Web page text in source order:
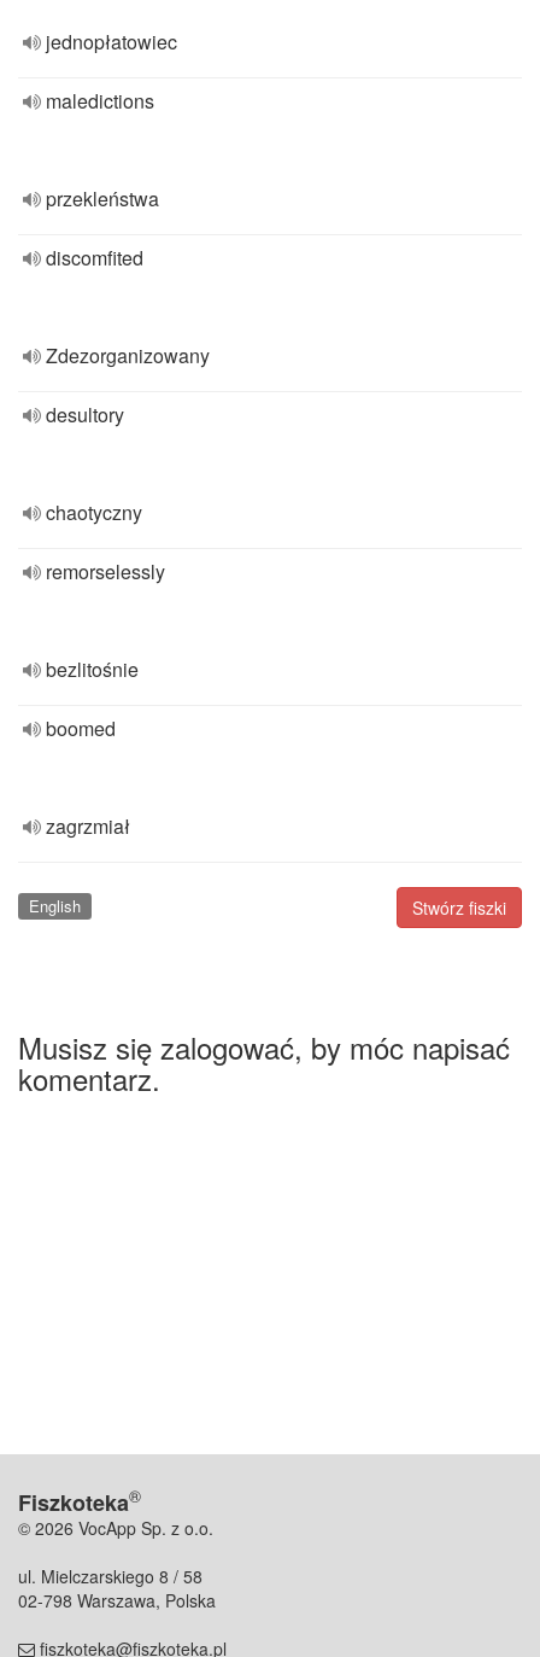
jednopłatowiec
maledictions
przekleństwa
discomfited
Zdezorganizowany
desultory
chaotyczny
remorselessly
bezlitośnie
boomed
zagrzmiał
Stwórz fiszki
English
Musisz się zalogować, by móc napisać
komentarz.
Fiszkoteka®
© 2026 VocApp Sp. z o.o.
ul. Mielczarskiego 8 / 58
02-798 Warszawa, Polska
fiszkoteka@fiszkoteka.pl